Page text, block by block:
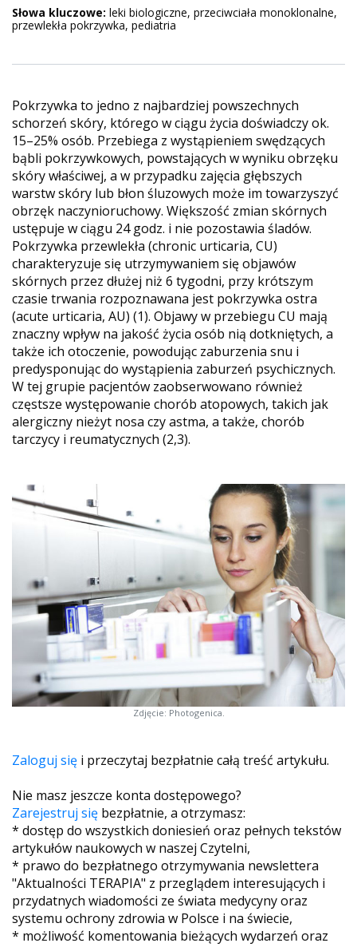
Słowa kluczowe: leki biologiczne, przeciwciała monoklonalne,
przewlekła pokrzywka, pediatria
Pokrzywka to jedno z najbardziej powszechnych
schorzeń skóry, którego w ciągu życia doświadczy ok.
15–25% osób. Przebiega z wystąpieniem swędzących
bąbli pokrzywkowych, powstających w wyniku obrzęku
skóry właściwej, a w przypadku zajęcia głębszych
warstw skóry lub błon śluzowych może im towarzyszyć
obrzęk naczynioruchowy. Większość zmian skórnych
ustępuje w ciągu 24 godz. i nie pozostawia śladów.
Pokrzywka przewlekła (chronic urticaria, CU)
charakteryzuje się utrzymywaniem się objawów
skórnych przez dłużej niż 6 tygodni, przy krótszym
czasie trwania rozpoznawana jest pokrzywka ostra
(acute urticaria, AU) (1). Objawy w przebiegu CU mają
znaczny wpływ na jakość życia osób nią dotkniętych, a
także ich otoczenie, powodując zaburzenia snu i
predysponując do wystąpienia zaburzeń psychicznych.
W tej grupie pacjentów zaobserwowano również
częstsze występowanie chorób atopowych, takich jak
alergiczny nieżyt nosa czy astma, a także, chorób
tarczycy i reumatycznych (2,3).
Zdjęcie: Photogenica.
Zaloguj się i przeczytaj bezpłatnie całą treść artykułu.
Nie masz jeszcze konta dostępowego?
Zarejestruj się bezpłatnie, a otrzymasz:
* dostęp do wszystkich doniesień oraz pełnych tekstów
artykułów naukowych w naszej Czytelni,
* prawo do bezpłatnego otrzymywania newslettera
"Aktualności TERAPIA" z przeglądem interesujących i
przydatnych wiadomości ze świata medycyny oraz
systemu ochrony zdrowia w Polsce i na świecie,
* możliwość komentowania bieżących wydarzeń oraz